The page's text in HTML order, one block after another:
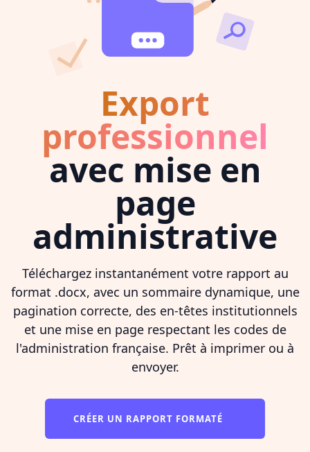
Export
professionnel
avec mise en
page
administrative
Téléchargez instantanément votre rapport au
format .docx, avec un sommaire dynamique, une
pagination correcte, des en-têtes institutionnels
et une mise en page respectant les codes de
l'administration française. Prêt à imprimer ou à
envoyer.
CRÉER UN RAPPORT FORMATÉ